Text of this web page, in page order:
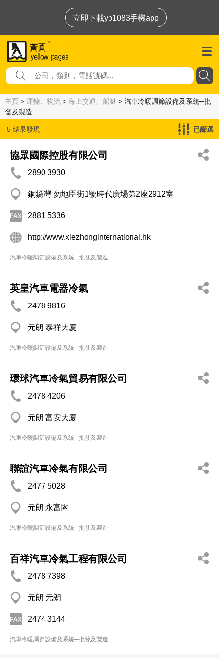
立即下載yp1083手機app
主頁 > 運輸、物流 > 海上交通、船艇 > 汽車冷暖調節設備及系統─批
發及製造
5 結果發現
汽車冷暖調節設備及系統─批發及製造
已篩選
協眾國際控股有限公司
2890 3930
銅鑼灣 勿地臣街1號時代廣場第2座2912室
2881 5336
http://www.xiezhonginternational.hk
汽車冷暖調節設備及系統─批發及製造
英皇汽車電器冷氣
2478 9816
元朗 泰祥大廈
汽車冷暖調節設備及系統─批發及製造
環球汽車冷氣貿易有限公司
2478 4206
元朗 富安大廈
汽車冷暖調節設備及系統─批發及製造
聯誼汽車冷氣有限公司
2477 5028
元朗 永富閣
汽車冷暖調節設備及系統─批發及製造
百祥汽車冷氣工程有限公司
2478 7398
元朗 元朗
2474 3144
汽車冷暖調節設備及系統─批發及製造